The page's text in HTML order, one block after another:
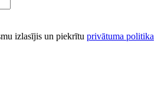
izlasījis un piekrītu privātuma politika